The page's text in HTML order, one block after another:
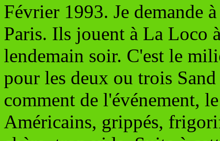
Février 1993. Je demande
Paris. Ils jouent à La Loco
lendemain soir. C'est le
pour les deux ou trois
comment de l'événement,
Américains, grippés,